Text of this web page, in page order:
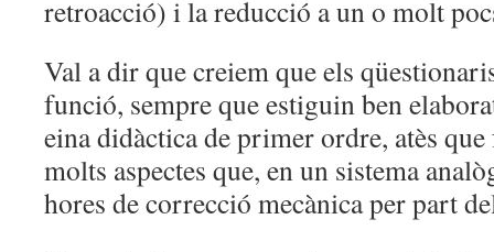
retroacció) i la reducció a un o molt
Val a dir que creiem que els
funció, sempre que estiguin ben
eina didàctica de primer ordre, atès
molts aspectes que, en un sistema
hores de correcció mecànica per part